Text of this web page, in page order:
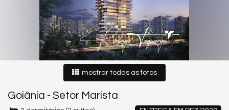
mostrar todas as fotos
Goiânia - Setor Marista